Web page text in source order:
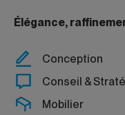
Élégance,
Conception
Conseil &
Mobilier